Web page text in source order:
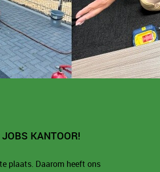
KANTOOR!
plaats. Daarom heeft ons